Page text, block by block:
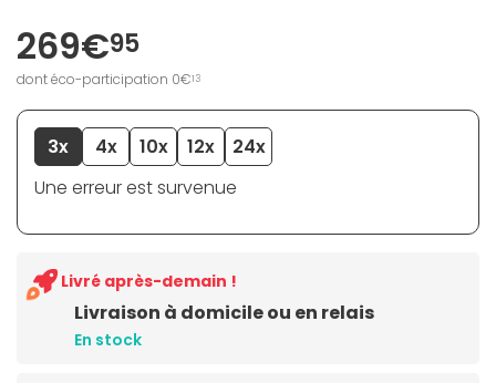
269€95
dont éco-participation 0€13
3x 4x 10x 12x
24x
Une erreur est survenue
Livraison à domicile ou en relais
En stock
Livré après-demain !